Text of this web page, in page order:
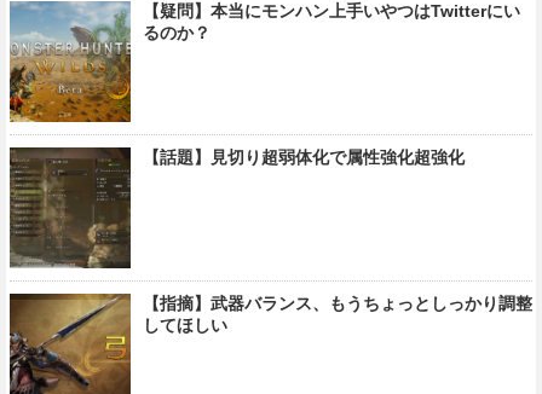
【疑問】本当にモンハン上手いやつはTwitterにい
るのか？
【話題】見切り超弱体化で属性強化超強化
【指摘】武器バランス、もうちょっとしっかり調整
してほしい